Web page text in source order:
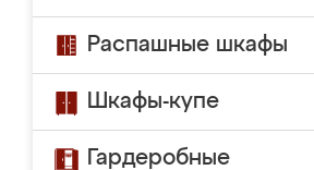
Распашные шкафы
Шкафы-купе
Гардеробные